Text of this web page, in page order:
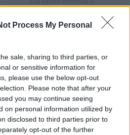
Process My Personal
sale, sharing to third parties, or
or sensitive information for
please use the below opt-out
Please note that after your
you may continue seeing
on personal information utilized by
disclosed to third parties prior to
opt-out of the further
articolo.
ai visitatori. Il contenuto di questo
e non rappresenta la linea editoriale
e indipendente. I messaggi inclusi nei
ma post inviati dai singoli lettori che
pubblicati senza filtro preventivo. I commenti
esterni verranno rimossi in automatico dal